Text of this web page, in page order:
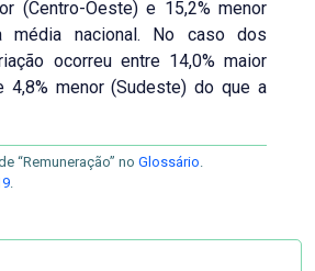
(Centro-Oeste) e 15,2% menor
nacional. No caso dos
ocorreu entre 14,0% maior
4,8% menor (Sudeste) do que a
“Remuneração” no Glossário.
.